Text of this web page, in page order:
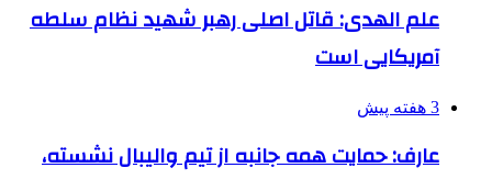
علم الهدی: قاتل اصلی رهبر شهید نظام سلطه
آمریکایی است
3 هفته پیش
عارف: حمایت همه جانبه از تیم والیبال نشسته،